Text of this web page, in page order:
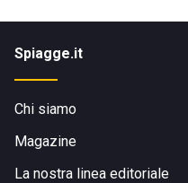
Spiagge.it
Chi siamo
Magazine
La nostra linea editoriale